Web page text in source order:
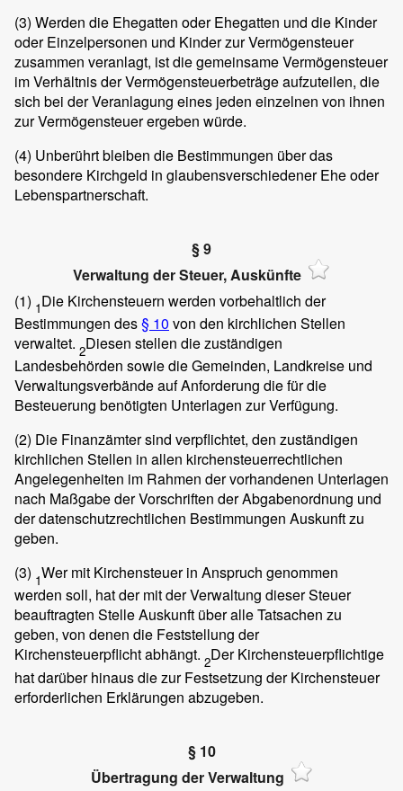
(3) Werden die Ehegatten oder Ehegatten und die Kinder
oder Einzelpersonen und Kinder zur Vermögensteuer
zusammen veranlagt, ist die gemeinsame Vermögensteuer
im Verhältnis der Vermögensteuerbeträge aufzuteilen, die
sich bei der Veranlagung eines jeden einzelnen von ihnen
zur Vermögensteuer ergeben würde.
(4) Unberührt bleiben die Bestimmungen über das
besondere Kirchgeld in glaubensverschiedener Ehe oder
Lebenspartnerschaft.
§ 9
Verwaltung der Steuer, Auskünfte
(1) 1Die Kirchensteuern werden vorbehaltlich der
Bestimmungen des§ 10 von den kirchlichen Stellen
verwaltet. 2Diesen stellen die zuständigen
Landesbehörden sowie die Gemeinden, Landkreise und
Verwaltungsverbände auf Anforderung die für die
Besteuerung benötigten Unterlagen zur Verfügung.
(2) Die Finanzämter sind verpflichtet, den zuständigen
kirchlichen Stellen in allen kirchensteuerrechtlichen
Angelegenheiten im Rahmen der vorhandenen Unterlagen
nach Maßgabe der Vorschriften der Abgabenordnung und
der datenschutzrechtlichen Bestimmungen Auskunft zu
geben.
(3) 1Wer mit Kirchensteuer in Anspruch genommen
werden soll, hat der mit der Verwaltung dieser Steuer
beauftragten Stelle Auskunft über alle Tatsachen zu
geben, von denen die Feststellung der
Kirchensteuerpflicht abhängt. 2Der Kirchensteuerpflichtige
hat darüber hinaus die zur Festsetzung der Kirchensteuer
erforderlichen Erklärungen abzugeben.
§ 10
Übertragung der Verwaltung